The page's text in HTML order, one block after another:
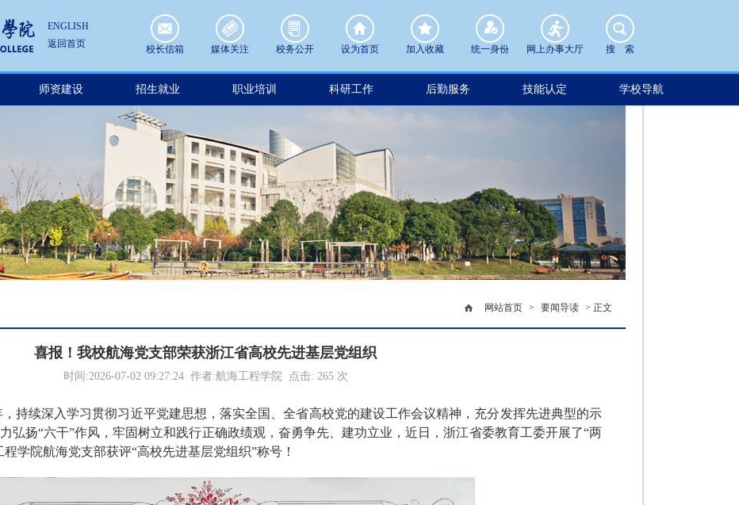
ENGLISH
返回首页
校长信箱 媒体关注 校务公开 设为首页 加入收藏 统一身份 网上办事大厅 搜 索
师资建设 招生就业 职业培训 科研工作 后勤服务 技能认定 学校导航
网站首页 > 要闻导读 > 正文
喜报！我校航海党支部荣获浙江省高校先进基层党组织
时间:2026-07-02 09:27:24 作者:航海工程学院 点击: 265次
持续深入学习贯彻习近平党建思想，落实全国、全省高校党的建设工作会议精神，充分发挥先进典型的示
弘扬“六干”作风，牢固树立和践行正确政绩观，奋勇争先、建功立业，近日，浙江省委教育工委开展了“两
学院航海党支部获评“高校先进基层党组织”称号！